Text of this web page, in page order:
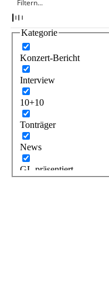
Kategorie
Konzert-Bericht
Interview
10+10
Tonträger
News
GL präsentiert